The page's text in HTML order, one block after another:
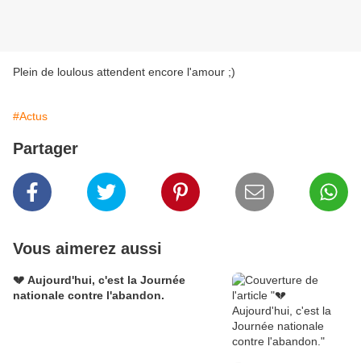
Plein de loulous attendent encore l'amour ;)
#Actus
Partager
Vous aimerez aussi
💔 Aujourd'hui, c'est la Journée
nationale contre l'abandon.